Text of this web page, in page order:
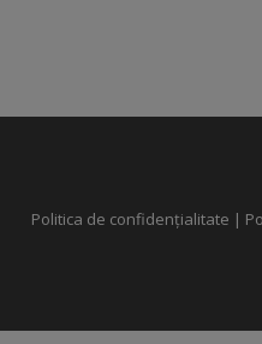
Politica de confidențialitate |